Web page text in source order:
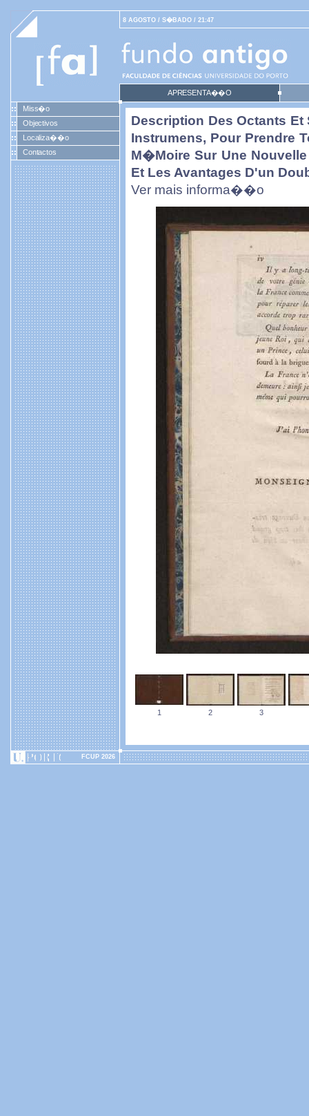
8 AGOSTO / S�BADO / 21:47
APRESENTA��O
Miss�o
Objectivos
Localiza��o
Contactos
Description Des Octants Et
Instrumens, Pour Prendre
M�moire Sur Une
Et Les Avantages D'un
Ver mais informa��o
1 2 3
FCUP 2026